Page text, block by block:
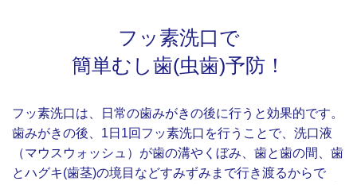
フッ素洗口で
簡単むし歯(虫歯)予防！
フッ素洗口は、日常の歯みがきの後に行うと効果的です。
歯みがきの後、1日1回フッ素洗口を行うことで、洗口液
（マウスウォッシュ）が歯の溝やくぼみ、歯と歯の間、歯
とハグキ(歯茎)の境目などすみずみまで行き渡るからで